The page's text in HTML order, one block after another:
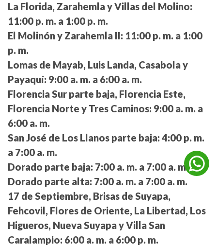
La Florida, Zarahemla y Villas del Molino:
11:00 p. m. a 1:00 p. m.
El Molinón y Zarahemla II: 11:00 p. m. a 1:00
p. m.
Lomas de Mayab, Luis Landa, Casabola y
Payaquí: 9:00 a. m. a 6:00 a. m.
Florencia Sur parte baja, Florencia Este,
Florencia Norte y Tres Caminos: 9:00 a. m. a
6:00 a. m.
San José de Los Llanos parte baja: 4:00 p. m.
a 7:00 a. m.
Dorado parte baja: 7:00 a. m. a 7:00 a. m.
Dorado parte alta: 7:00 a. m. a 7:00 a. m.
17 de Septiembre, Brisas de Suyapa,
Fehcovil, Flores de Oriente, La Libertad, Los
Higueros, Nueva Suyapa y Villa San
Caralampio: 6:00 a. m. a 6:00 p. m.